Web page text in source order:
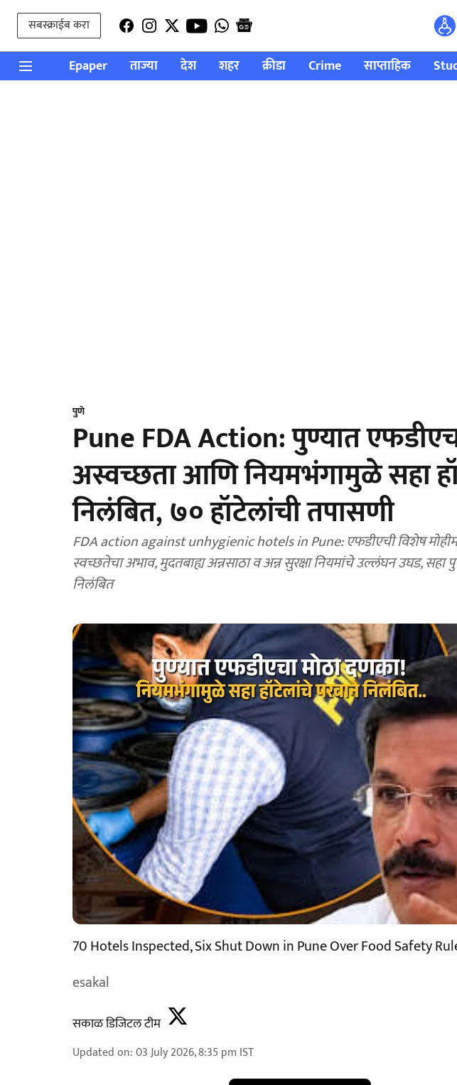
सबस्क्राईब करा
Epaper ताज्या देश शहर क्रीडा Crime साप्ताहिक
पुणे
Pune FDA Action: पुण्यात
अस्वच्छता आणि नियमभंगामुळे सहा
निलंबित, ७० हॉटेलांची तपासणी
FDA action against unhygienic hotels in Pune: एफडीएची विशेष
स्वच्छतेचा अभाव, मुदतबाह्य अन्नसाठा व अन्न सुरक्षा नियमांचे उल्लंघन उघड, सहा
निलंबित
70 Hotels Inspected, Six Shut Down in Pune Over Food Safety
esakal
सकाळ डिजिटल टीम
Updated on:03 July 2026, 8:35 pm IST